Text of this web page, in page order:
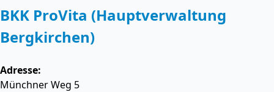
BKK ProVita (Hauptverwaltung
Bergkirchen)
Adresse:
Münchner Weg 5